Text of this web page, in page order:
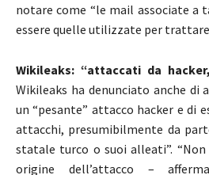
notare come “le mail associate a
essere quelle utilizzate per trattare
Wikileaks: “attaccati da
Wikileaks ha denunciato anche di
un “pesante” attacco hacker e di
attacchi, presumibilmente da
statale turco o suoi alleati”.
origine dell’attacco –